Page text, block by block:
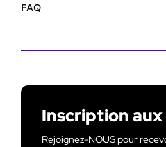
FAQ
Inscription aux
Rejoignez-NOUS pour